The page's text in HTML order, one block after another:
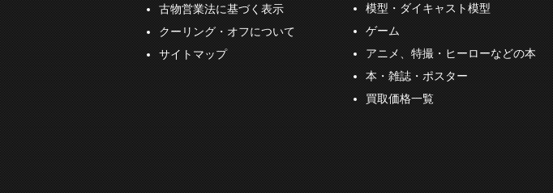
古物営業法に基づく表示
クーリング・オフについて
サイトマップ
模型・ダイキャスト模型
ゲーム
アニメ、特撮・ヒーローなどの本
本・雑誌・ポスター
買取価格一覧